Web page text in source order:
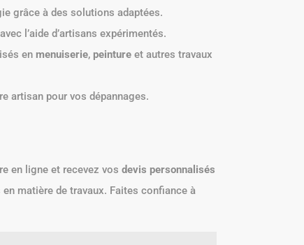
grâce à des solutions adaptées.
l’aide d’artisans expérimentés.
en menuiserie, peinture et autres travaux
artisan pour vos dépannages.
en ligne et recevez vos devis personnalisés
matière de travaux. Faites confiance à